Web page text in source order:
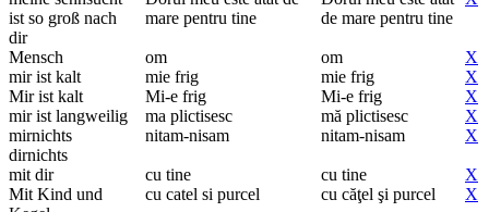
ist so groß nach
dir
mare pentru tine
de mare pentru tine
Mensch om om
X
mir ist kalt
mie frig mie frig
X
Mir ist kalt
Mi-e frig Mi-e frig
X
mir ist langweilig
ma plictisesc mă plictisesc
X
mirnichts
dirnichts
nitam-nisam nitam-nisam X
mit dir cu tine cu tine
X
Mit Kind und
cu catel si purcel cu căţel şi purcel X